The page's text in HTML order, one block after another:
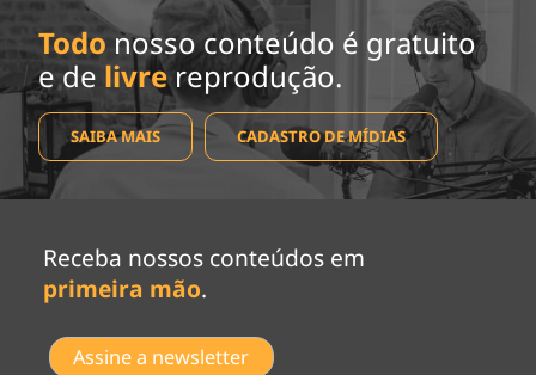
Todo nosso conteúdo é gratuito
e de livrereprodução.
SAIBA MAIS CADASTRO DE MÍDIAS
Receba nossos conteúdos em
primeira mão.
Assine a newsletter